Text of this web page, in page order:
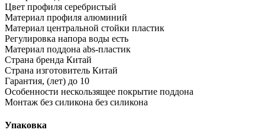
Цвет профиля серебристый
Материал профиля алюминий
Материал центральной стойки пластик
Регулировка напора воды есть
Материал поддона abs-пластик
Страна бренда Китай
Страна изготовитель Китай
Гарантия, (лет) до 10
Особенности нескользящее покрытие поддона
Монтаж без силикона без силикона
Упаковка